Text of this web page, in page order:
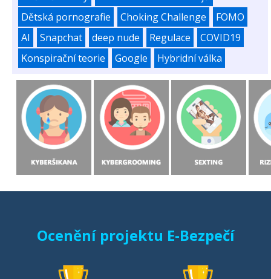
Dětská pornografie
Choking Challenge
FOMO
AI
Snapchat deep nude Regulace
COVID19
Konspirační teorie
Google Hybridní válka
Ocenění projektu E-Bezpečí